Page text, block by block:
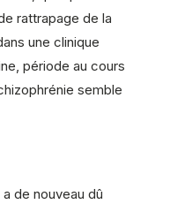
rattrapage de la
une clinique
période au cours
semble
de nouveau dû